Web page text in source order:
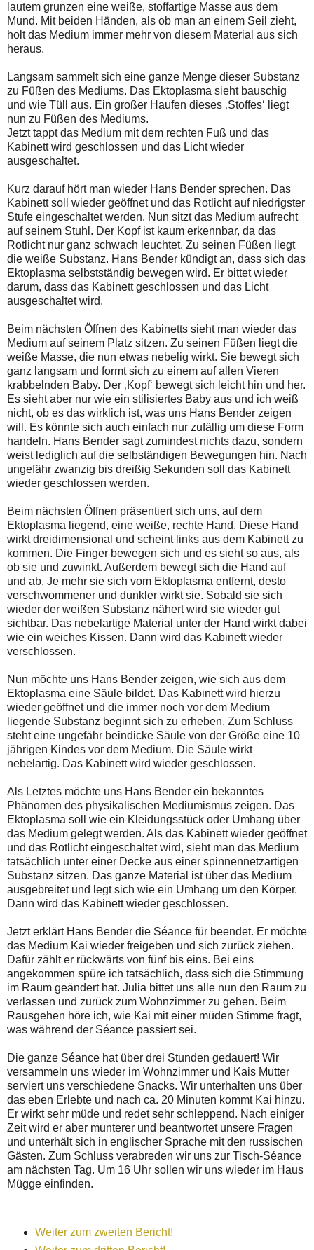
lautem grunzen eine weiße, stoffartige Masse aus dem
Mund. Mit beiden Händen, als ob man an einem Seil zieht,
holt das Medium immer mehr von diesem Material aus sich
heraus.
Langsam sammelt sich eine ganze Menge dieser Substanz
zu Füßen des Mediums. Das Ektoplasma sieht bauschig
und wie Tüll aus. Ein großer Haufen dieses ‚Stoffes‘ liegt
nun zu Füßen des Mediums.
Jetzt tappt das Medium mit dem rechten Fuß und das
Kabinett wird geschlossen und das Licht wieder
ausgeschaltet.
Kurz darauf hört man wieder Hans Bender sprechen. Das
Kabinett soll wieder geöffnet und das Rotlicht auf niedrigster
Stufe eingeschaltet werden. Nun sitzt das Medium aufrecht
auf seinem Stuhl. Der Kopf ist kaum erkennbar, da das
Rotlicht nur ganz schwach leuchtet. Zu seinen Füßen liegt
die weiße Substanz. Hans Bender kündigt an, dass sich das
Ektoplasma selbstständig bewegen wird. Er bittet wieder
darum, dass das Kabinett geschlossen und das Licht
ausgeschaltet wird.
Beim nächsten Öffnen des Kabinetts sieht man wieder das
Medium auf seinem Platz sitzen. Zu seinen Füßen liegt die
weiße Masse, die nun etwas nebelig wirkt. Sie bewegt sich
ganz langsam und formt sich zu einem auf allen Vieren
krabbelnden Baby. Der ‚Kopf‘ bewegt sich leicht hin und her.
Es sieht aber nur wie ein stilisiertes Baby aus und ich weiß
nicht, ob es das wirklich ist, was uns Hans Bender zeigen
will. Es könnte sich auch einfach nur zufällig um diese Form
handeln. Hans Bender sagt zumindest nichts dazu, sondern
weist lediglich auf die selbständigen Bewegungen hin. Nach
ungefähr zwanzig bis dreißig Sekunden soll das Kabinett
wieder geschlossen werden.
Beim nächsten Öffnen präsentiert sich uns, auf dem
Ektoplasma liegend, eine weiße, rechte Hand. Diese Hand
wirkt dreidimensional und scheint links aus dem Kabinett zu
kommen. Die Finger bewegen sich und es sieht so aus, als
ob sie und zuwinkt. Außerdem bewegt sich die Hand auf
und ab. Je mehr sie sich vom Ektoplasma entfernt, desto
verschwommener und dunkler wirkt sie. Sobald sie sich
wieder der weißen Substanz nähert wird sie wieder gut
sichtbar. Das nebelartige Material unter der Hand wirkt dabei
wie ein weiches Kissen. Dann wird das Kabinett wieder
verschlossen.
Nun möchte uns Hans Bender zeigen, wie sich aus dem
Ektoplasma eine Säule bildet. Das Kabinett wird hierzu
wieder geöffnet und die immer noch vor dem Medium
liegende Substanz beginnt sich zu erheben. Zum Schluss
steht eine ungefähr beindicke Säule von der Größe eine 10
jährigen Kindes vor dem Medium. Die Säule wirkt
nebelartig. Das Kabinett wird wieder geschlossen.
Als Letztes möchte uns Hans Bender ein bekanntes
Phänomen des physikalischen Mediumismus zeigen. Das
Ektoplasma soll wie ein Kleidungsstück oder Umhang über
das Medium gelegt werden. Als das Kabinett wieder geöffnet
und das Rotlicht eingeschaltet wird, sieht man das Medium
tatsächlich unter einer Decke aus einer spinnennetzartigen
Substanz sitzen. Das ganze Material ist über das Medium
ausgebreitet und legt sich wie ein Umhang um den Körper.
Dann wird das Kabinett wieder geschlossen.
Jetzt erklärt Hans Bender die Séance für beendet. Er möchte
das Medium Kai wieder freigeben und sich zurück ziehen.
Dafür zählt er rückwärts von fünf bis eins. Bei eins
angekommen spüre ich tatsächlich, dass sich die Stimmung
im Raum geändert hat. Julia bittet uns alle nun den Raum zu
verlassen und zurück zum Wohnzimmer zu gehen. Beim
Rausgehen höre ich, wie Kai mit einer müden Stimme fragt,
was während der Séance passiert sei.
Die ganze Séance hat über drei Stunden gedauert! Wir
versammeln uns wieder im Wohnzimmer und Kais Mutter
serviert uns verschiedene Snacks. Wir unterhalten uns über
das eben Erlebte und nach ca. 20 Minuten kommt Kai hinzu.
Er wirkt sehr müde und redet sehr schleppend. Nach einiger
Zeit wird er aber munterer und beantwortet unsere Fragen
und unterhält sich in englischer Sprache mit den russischen
Gästen. Zum Schluss verabreden wir uns zur Tisch-Séance
am nächsten Tag. Um 16 Uhr sollen wir uns wieder im Haus
Mügge einfinden.
Weiter zum zweiten Bericht!